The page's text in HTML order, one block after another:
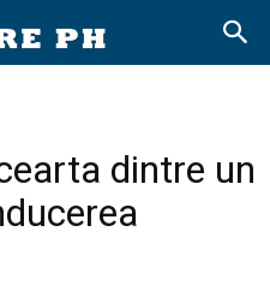
dintre un